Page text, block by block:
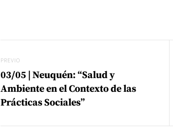
Previo
PREVIO
03/05 | Neuquén: “Salud y
Ambiente en el Contexto de las
Prácticas Sociales”